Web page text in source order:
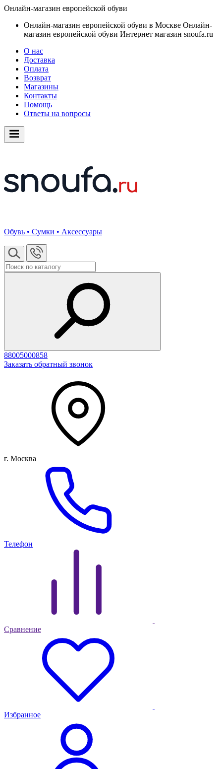
Онлайн-магазин европейской обуви
Онлайн-магазин европейской обуви в Москве Онлайн-
магазин европейской обуви Интернет магазин snoufa.ru
О нас
Доставка
Оплата
Возврат
Магазины
Контакты
Помощь
Ответы на вопросы
Обувь • Сумки • Аксессуары
88005000858
Заказать обратный звонок
г. Москва
Телефон
Сравнение
Избранное